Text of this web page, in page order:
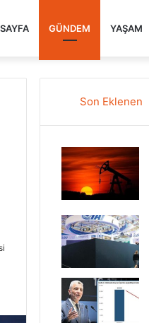
GÜNDEM YAŞAM
Son Eklenen